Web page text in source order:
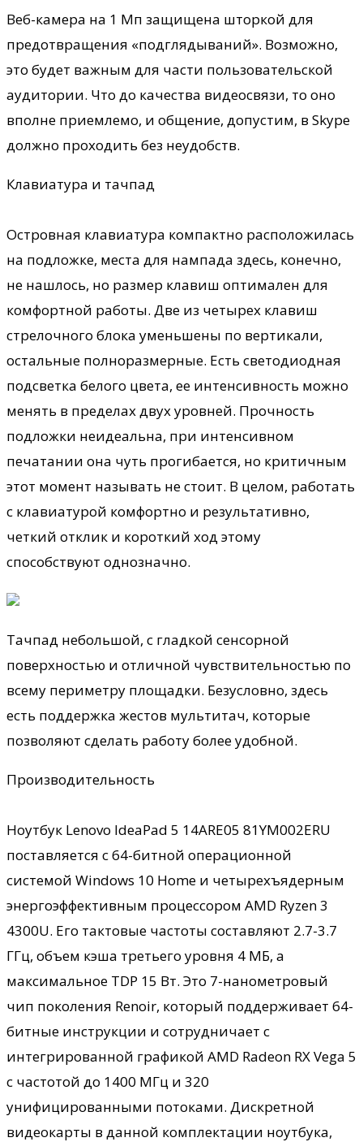
Веб-камера на 1 Мп защищена шторкой для
предотвращения «подглядываний». Возможно,
это будет важным для части пользовательской
аудитории. Что до качества видеосвязи, то оно
вполне приемлемо, и общение, допустим, в Skype
должно проходить без неудобств.
Клавиатура и тачпад
Островная клавиатура компактно расположилась
на подложке, места для нампада здесь, конечно,
не нашлось, но размер клавиш оптимален для
комфортной работы. Две из четырех клавиш
стрелочного блока уменьшены по вертикали,
остальные полноразмерные. Есть светодиодная
подсветка белого цвета, ее интенсивность можно
менять в пределах двух уровней. Прочность
подложки неидеальна, при интенсивном
печатании она чуть прогибается, но критичным
этот момент называть не стоит. В целом, работать
с клавиатурой комфортно и результативно,
четкий отклик и короткий ход этому
способствуют однозначно.
Тачпад небольшой, с гладкой сенсорной
поверхностью и отличной чувствительностью по
всему периметру площадки. Безусловно, здесь
есть поддержка жестов мультитач, которые
позволяют сделать работу более удобной.
Производительность
Ноутбук Lenovo IdeaPad 5 14ARE05 81YM002ERU
поставляется с 64-битной операционной
системой Windows 10 Home и четырехъядерным
энергоэффективным процессором AMD Ryzen 3
4300U. Его тактовые частоты составляют 2.7-3.7
ГГц, объем кэша третьего уровня 4 МБ, а
максимальное TDP 15 Вт. Это 7-нанометровый
чип поколения Renoir, который поддерживает 64-
битные инструкции и сотрудничает с
интегрированной графикой AMD Radeon RX Vega 5
с частотой до 1400 МГц и 320
унифицированными потоками. Дискретной
видеокарты в данной комплектации ноутбука,